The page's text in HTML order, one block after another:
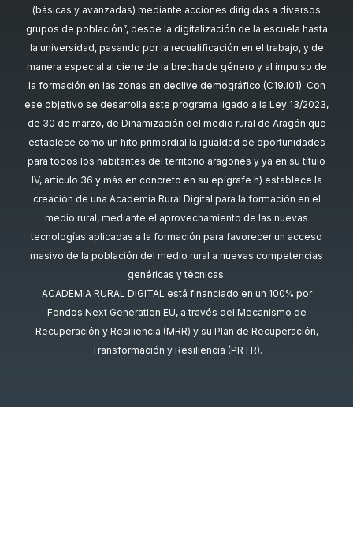
(básicas y avanzadas) mediante acciones dirigidas a diversos
grupos de población”, desde la digitalización de la escuela hasta
la universidad, pasando por la recualificación en el trabajo, y de
manera especial al cierre de la brecha de género y al impulso de
la formación en las zonas en declive demográfico (C19.I01). Con
ese objetivo se desarrolla este programa ligado a la Ley 13/2023,
de 30 de marzo, de Dinamización del medio rural de Aragón que
establece como un hito primordial la igualdad de oportunidades
para todos los habitantes del territorio aragonés y ya en su título
IV, artículo 36 y más en concreto en su epígrafe h) establece la
creación de una Academia Rural Digital para la formación en el
medio rural, mediante el aprovechamiento de las nuevas
tecnologías aplicadas a la formación para favorecer un acceso
masivo de la población del medio rural a nuevas competencias
genéricas y técnicas.
ACADEMIA RURAL DIGITAL está financiado en un 100% por
Fondos Next Generation EU, a través del Mecanismo de
Recuperación y Resiliencia (MRR) y su Plan de Recuperación,
Transformación y Resiliencia (PRTR).